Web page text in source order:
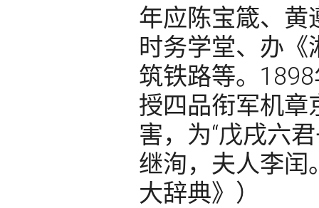
年应陈宝箴、黄
时务学堂、办《
筑铁路等。
授四品衔军机章
害，为“戊戌六
继洵，夫人李闰
大辞典》）